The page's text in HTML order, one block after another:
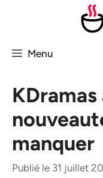
Menu
manquer
Publié le 31 juillet